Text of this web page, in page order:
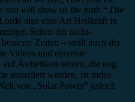
sun will show us the path.“ Die
also eine Art Heilkraft in
Seiten der nicht-
Zeiten – stellt auch der
Videos und einzelne
Ästhetiken setzen, die eng
assoziiert werden, ist indes
von „Solar Power“ jedoch